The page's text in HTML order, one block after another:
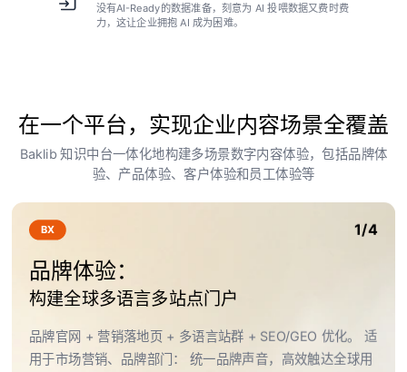
没有AI-Ready的数据准备，刻意为 AI 投喂数据又费时费
力，这让企业拥抱 AI 成为困难。
在一个平台，实现企业内容场景全覆盖
Baklib 知识中台一体化地构建多场景数字内容体验，包括品牌体
验、产品体验、客户体验和员工体验等
BX 1/4
品牌体验：
构建全球多语言多站点门户
品牌官网 + 营销落地页 + 多语言站群 + SEO/GEO 优化。 适
用于市场营销、品牌部门： 统一品牌声音，高效触达全球用